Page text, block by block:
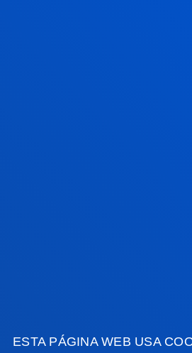
ESTA PÁGINA WEB USA
GESTIONES Y TRÁMITES